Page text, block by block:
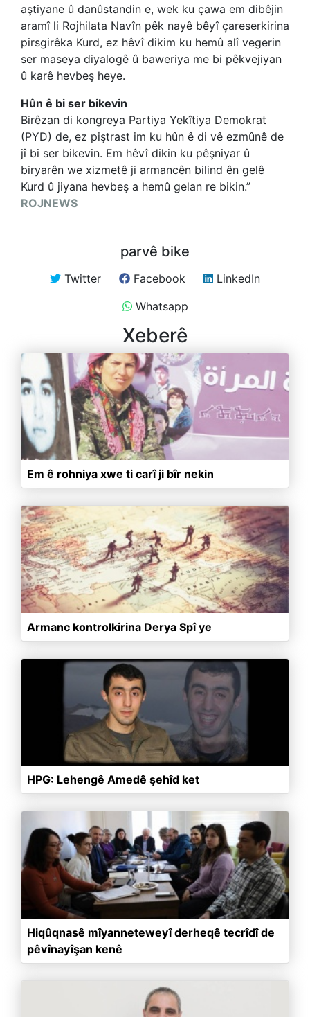
aştiyane û danûstandin e, wek ku çawa em dibêjin
aramî li Rojhilata Navîn pêk nayê bêyî çareserkirina
pirsgirêka Kurd, ez hêvî dikim ku hemû alî vegerin
ser maseya diyalogê û baweriya me bi pêkvejiyan
û karê hevbeş heye.
Hûn ê bi ser bikevin
Birêzan di kongreya Partiya Yekîtiya Demokrat
(PYD) de, ez piştrast im ku hûn ê di vê ezmûnê de
jî bi ser bikevin. Em hêvî dikin ku pêşniyar û
biryarên we xizmetê ji armancên bilind ên gelê
Kurd û jiyana hevbeş a hemû gelan re bikin.”
ROJNEWS
parvê bike
Twitter Facebook
LinkedIn
Whatsapp
Xeberê
Em ê rohniya xwe ti carî ji bîr nekin
Armanc kontrolkirina Derya Spî ye
HPG: Lehengê Amedê şehîd ket
Hiqûqnasê mîyanneteweyî derheqê tecrîdî de
pêvînayîşan kenê